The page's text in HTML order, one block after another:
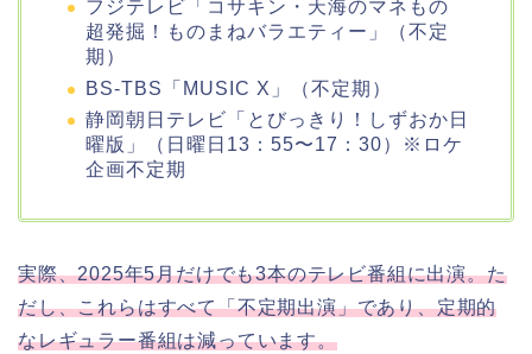
フジテレビ「コサキン・天海のマネもの
超発掘！ものまねバラエティー」（不定
期）
BS-TBS「MUSIC X」（不定期）
静岡朝日テレビ「とびっきり！しずおか日
曜版」（日曜日13：55〜17：30）※ロケ
企画不定期
実際、2025年5月だけでも3本のテレビ番組に出演。た
だし、これらはすべて「不定期出演」であり、定期的
なレギュラー番組は減っています。